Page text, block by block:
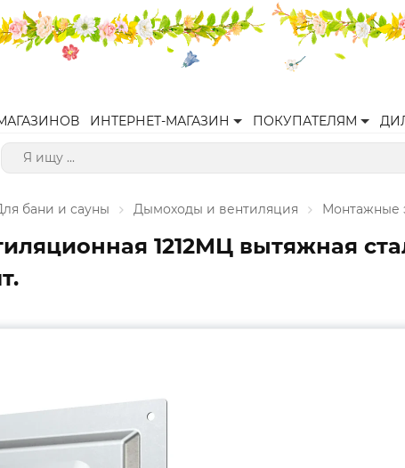
ИНТЕРНЕТ-МАГАЗИН ПОКУПАТЕЛЯМ
бани и сауны Дымоходы и вентиляция Монтажные
1212МЦ вытяжная